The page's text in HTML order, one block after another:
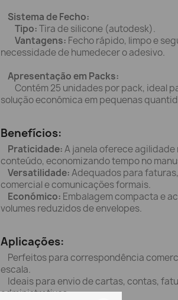
Sistema de Fecho:
Tipo:Tira de silicone (autodesk).
Vantagens: Fecho rápido, limpo e
necessidade de humedecer o adesivo.
Apresentação em Packs:
Contém 25 unidades por pack, ideal
solução económica em pequenas
Benefícios:
Praticidade:A janela oferece
conteúdo, economizando tempo no
Versatilidade:Adequados para
comercial e comunicações formais.
Económico: Embalagem compacta e
volumes reduzidos de envelopes.
Aplicações:
Perfeitos para correspondência
escala.
Ideais para envio de cartas, contas,
administrativos.